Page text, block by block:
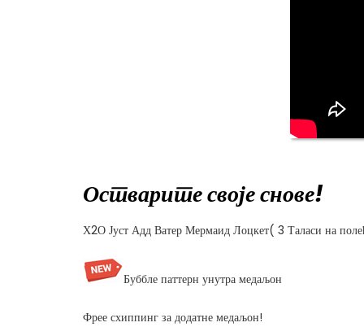
Остварите своје снове!
Х2О Јуст Адд Ватер Мермаид Лоцкет( 3 Таласи на
Буббле паттерн унутра медаљон
Фрее схиппинг за додатне медаљон!